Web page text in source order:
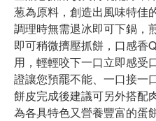
葱為原料，創造出風味特佳
調理時無需退冰即可下鍋，
即可稍微擠壓抓餅，口感香
用，輕輕咬下一口立即感受
證讓您預罷不能、一口接一口
餅皮完成後建議可另外搭配
為各具特色又營養豐富的蛋